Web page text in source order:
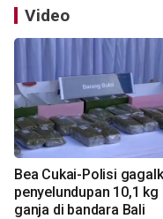
Video
Bea Cukai-Polisi
penyelundupan 10,1 kg
ganja di bandara Bali